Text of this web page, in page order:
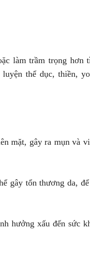
làm trầm trọng hơn
thể dục, thiền,
mặt, gây ra mụn và
gây tổn thương da,
hưởng xấu đến sức